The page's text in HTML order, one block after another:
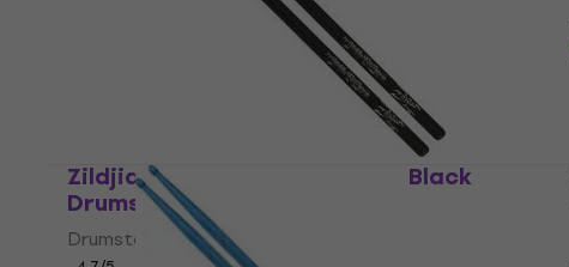
Zildjian ASTBLK Travis Barker Black
Drumstokken
Drumstokken